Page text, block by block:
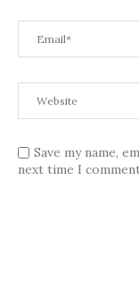
Save my name,
next time I